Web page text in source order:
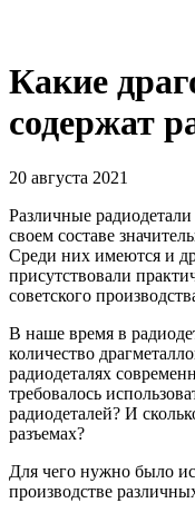
Какие
содержат
20 августа 2021
Различные
своем составе
Среди них имеются и
присутствовали
советского
В наше время в
количество
радиодеталях
требовалось
радиодеталей? И
разъемах?
Для чего нужно было
производстве